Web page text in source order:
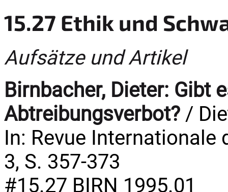
15.27 Ethik und
Aufsätze und Artikel
Birnbacher, Dieter: Gibt
Abtreibungsverbot? /
In: Revue Internationale
3, S. 357-373
#15.27 BIRN 1995.01